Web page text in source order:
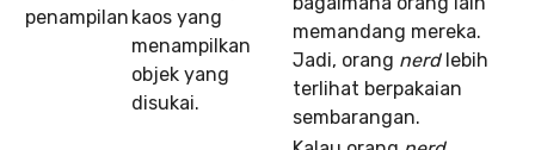
penampilan kaos yang
menampilkan
objek yang
disukai.
memandang mereka.
Jadi, orang nerd lebih
terlihat berpakaian
sembarangan.